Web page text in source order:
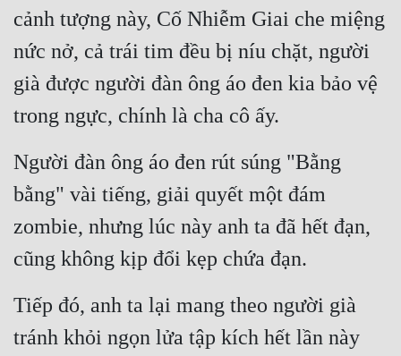
Đông Phương Huyền Huyễn
Đồng Nhân
Ngự Thú
Truyện Nữ
Xây Dựng Thế Lực
cảnh tượng này, Cố Nhiễm Giai che miệng
nức nở, cả trái tim đều bị níu chặt, người
già được người đàn ông áo đen kia bảo vệ
trong ngực, chính là cha cô ấy.
Người đàn ông áo đen rút súng "Bằng
bằng" vài tiếng, giải quyết một đám
zombie, nhưng lúc này anh ta đã hết đạn,
cũng không kịp đổi kẹp chứa đạn.
Tiếp đó, anh ta lại mang theo người già
tránh khỏi ngọn lửa tập kích hết lần này